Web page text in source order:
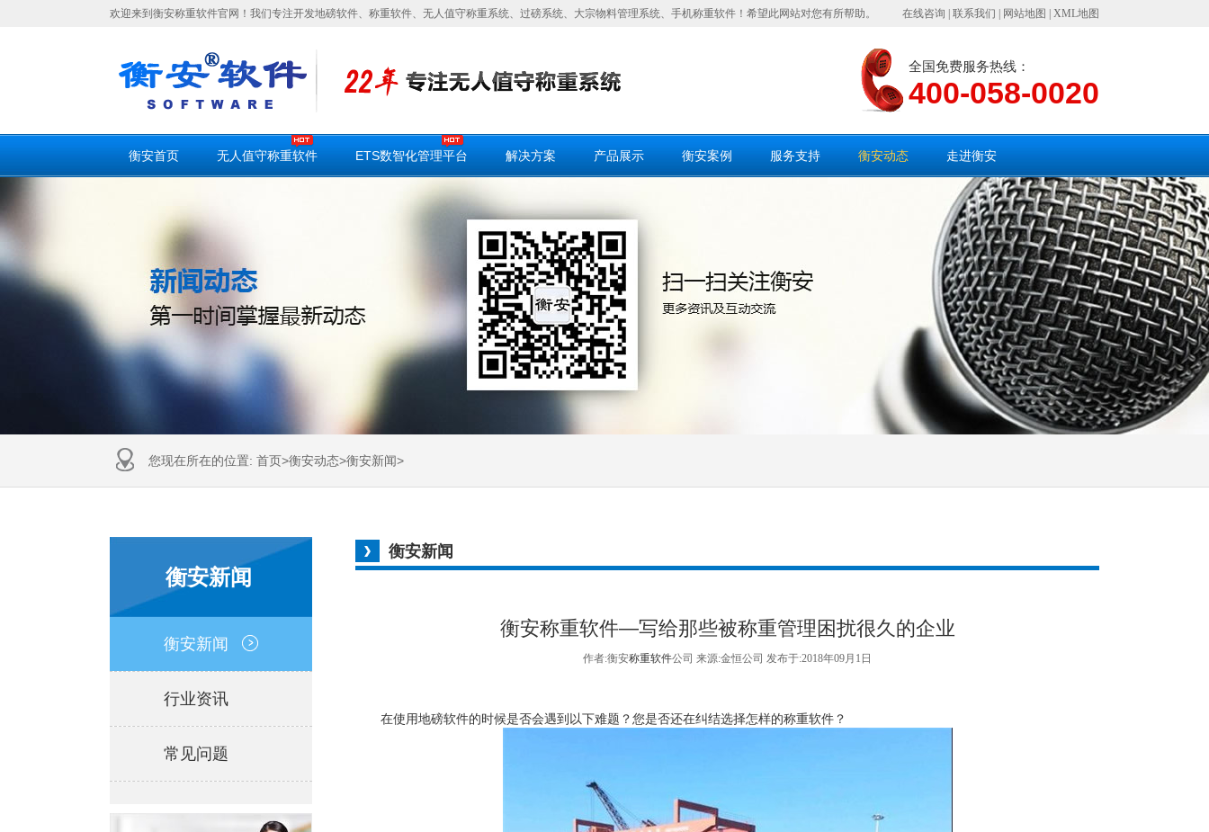
欢迎来到衡安称重软件官网！我们专注开发地磅软件、称重软件、无人值守称重系统、过磅系统、大宗物料管理系统、手机称重软件！希望此网站对您有所帮助。 在线咨询 联系我们 网站地图 XML地图
全国免费服务热线：
400-058-0020
衡安首页 无人值守称重软件 ETS数智化管理平台 解决方案 产品展示 衡安案例 服务支持 衡安动态 走进衡安
您现在所在的位置: 首页>衡安动态>衡安新闻>
衡安新闻
衡安新闻
行业资讯
常见问题
衡安新闻
衡安称重软件―写给那些被称重管理困扰很久的企业
作者:衡安称重软件公司 来源:金恒公司 发布于:2018年09月1日
在使用地磅软件的时候是否会遇到以下难题？您是否还在纠结选择怎样的称重软件？